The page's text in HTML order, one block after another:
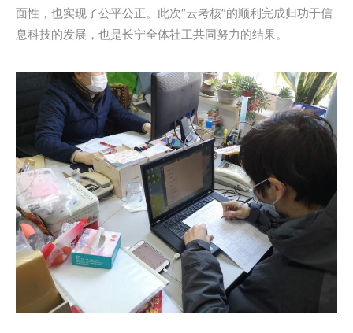
面性，也实现了公平公正。此次“云考核”的顺利完成归功于信
息科技的发展，也是长宁全体社工共同努力的结果。